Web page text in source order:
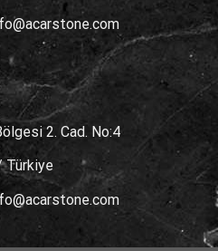
2. Cad. No:4
Türkiye